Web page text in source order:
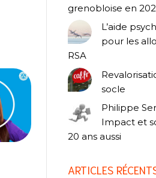
grenobloise en
L’aide
pour les
RSA
socle
Philippe
Impact et
20 ans aussi
ARTICLES